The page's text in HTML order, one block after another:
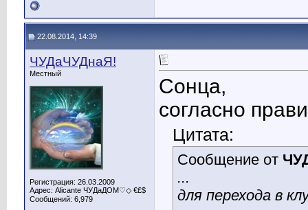
22.08.2014, 14:39
ЧУДаЧУДнаЯ!
Местный
Регистрация: 26.03.2009
Адрес: Alicante ЧУДаДОМ♡◇ €£$
Сообщений: 6,979
Сонца,
согласно
Цитата:
Сообщение от
...
для перехода в